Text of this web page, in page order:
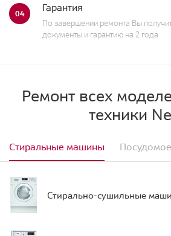
04 Гарантия
По завершении ремонта Вы
документы и гарантию на 2 года
Ремонт всех
техники
Стиральные машины
Стирально-сушильные